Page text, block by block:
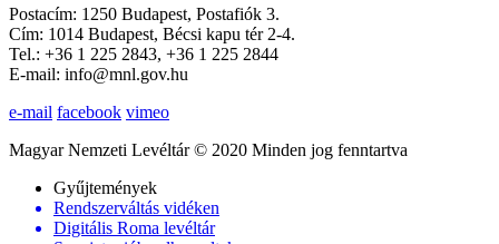
Postacím: 1250 Budapest, Postafiók 3.
Cím: 1014 Budapest, Bécsi kapu tér 2-4.
Tel.: +36 1 225 2843, +36 1 225 2844
E-mail: info@mnl.gov.hu
e-mail facebook vimeo
Magyar Nemzeti Levéltár © 2020 Minden jog fenntartva
Gyűjtemények
Rendszerváltás vidéken
Digitális Roma levéltár